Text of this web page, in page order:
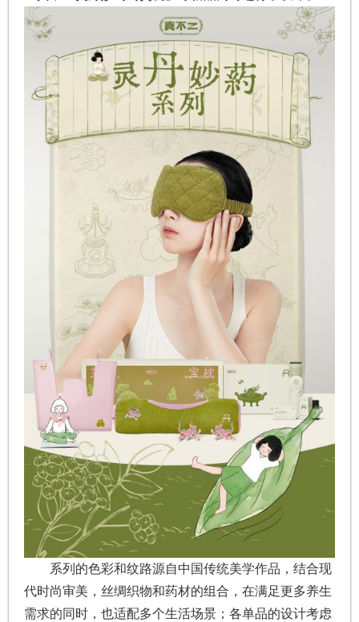
系列的色彩和纹路源自中国传统美学作品，结合现
代时尚审美，丝绸织物和药材的组合，在满足更多养生
需求的同时，也适配多个生活场景；各单品的设计考虑